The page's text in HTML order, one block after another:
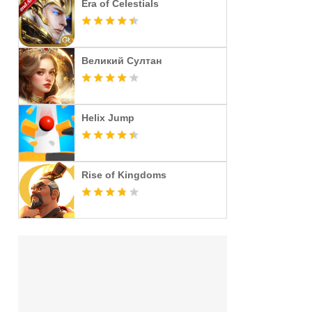
Era of Celestials
Великий Султан
Helix Jump
Rise of Kingdoms